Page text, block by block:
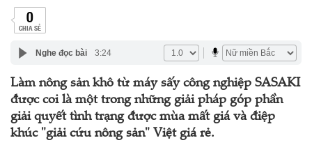
0
CHIA SẺ
Nghe đọc bài 3:24
Làm nông sản khô từ máy sấy công nghiệp SASAKI
được coi là một trong những giải pháp góp phần
giải quyết tình trạng được mùa mất giá và điệp
khúc "giải cứu nông sản" Việt giá rẻ.